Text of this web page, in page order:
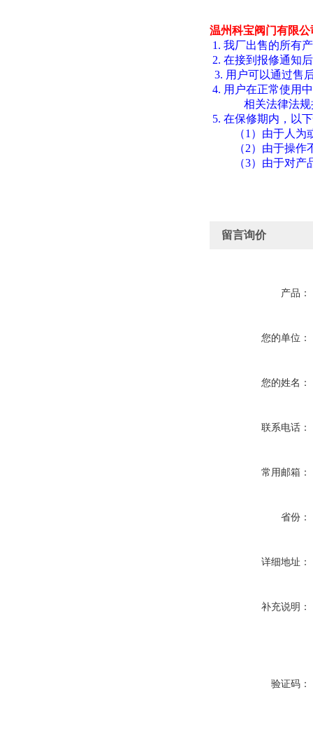
温州科宝阀门有限公
1. 我厂出售的所有
2. 在接到报修通知
3. 用户可以通过售
4. 用户在正常使用
相关法律法
5. 在保修期内，以
（1 ）由于人为
（2）由于操作
（3）由于对产
留言询价
产品：
您的单位：
您的姓名：
联系电话：
常用邮箱：
省份：
详细地址：
补充说明：
验证码：